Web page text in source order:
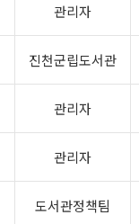
관리자
진천군립도서관
관리자
관리자
도서관정책팀